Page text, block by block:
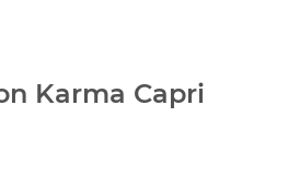
Karma Capri